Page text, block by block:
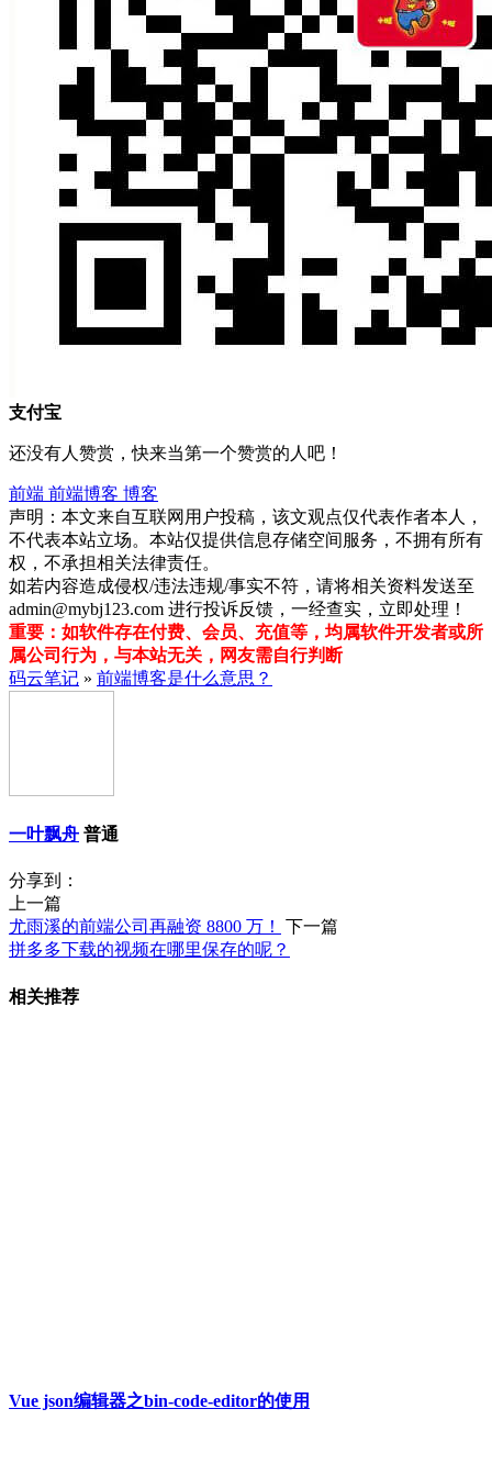
支付宝
还没有人赞赏，快来当第一个赞赏的人吧！
前端 前端博客 博客
声明：本文来自互联网用户投稿，该文观点仅代表作者本人，
不代表本站立场。本站仅提供信息存储空间服务，不拥有所有
权，不承担相关法律责任。
如若内容造成侵权/违法违规/事实不符，请将相关资料发送至
admin@mybj123.com 进行投诉反馈，一经查实，立即处理！
重要：如软件存在付费、会员、充值等，均属软件开发者或所
属公司行为，与本站无关，网友需自行判断
码云笔记 » 前端博客是什么意思？
一叶飘舟 普通
分享到：
上一篇
尤雨溪的前端公司再融资 8800 万！
下一篇
拼多多下载的视频在哪里保存的呢？
相关推荐
Vue json编辑器之bin-code-editor的使用